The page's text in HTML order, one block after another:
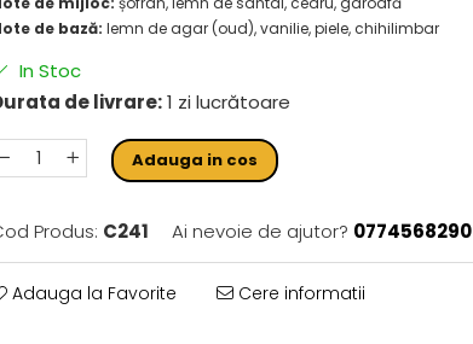
de bază: lemn de agar (oud), vanilie, piele, chihilimbar
In Stoc
de livrare:1 zi lucrătoare
Adauga in cos
Produs: C241 Ai nevoie de ajutor? 0774568290
Adauga la Favorite Cere informatii